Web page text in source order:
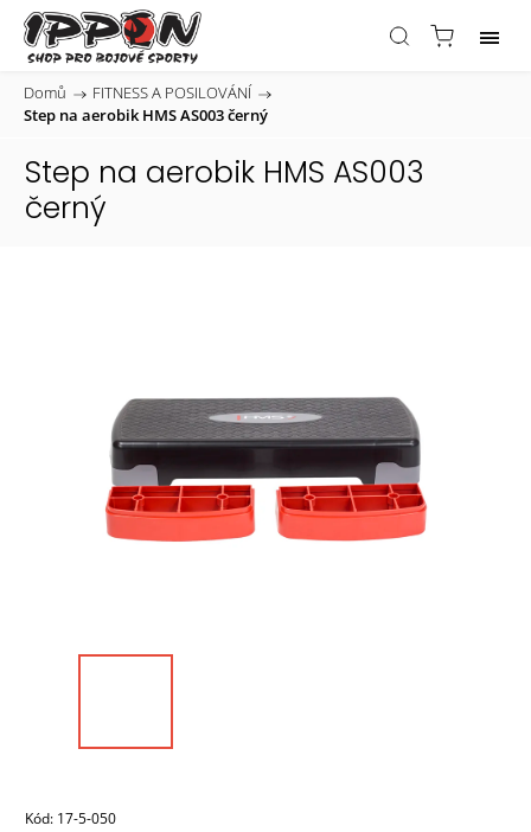
Domů / FITNESS A POSILOVÁNÍ /
Step na aerobik HMS AS003 černý
Step na aerobik HMS AS003
černý
Kód: 17-5-050